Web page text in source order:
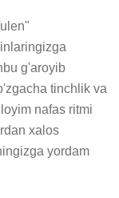
g'aroyib
tinchlik va
nafas ritmi
xalos
yordam